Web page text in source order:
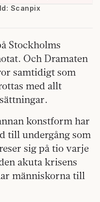
Scanpix
Stockholms
Och Dramaten
samtidigt som
med allt
konstform har
till undergång som
sig på tio varje
akuta krisens
människorna till